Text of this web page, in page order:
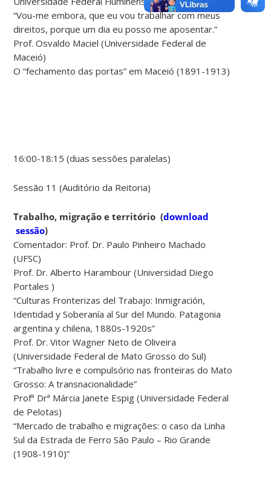
“Vou-me embora, que eu vou trabalhar com meus
direitos, porque um dia eu posso me aposentar.”
Prof. Osvaldo Maciel (Universidade Federal de
Maceió)
O “fechamento das portas” em Maceió (1891-1913)
16:00-18:15 (duas sessões paralelas)
Sessão 11 (Auditório da Reitoria)
Trabalho, migração e território(download
sessão)
Comentador: Prof. Dr. Paulo Pinheiro Machado
(UFSC)
Prof. Dr. Alberto Harambour (Universidad Diego
Portales )
“Culturas Fronterizas del Trabajo: Inmigración,
Identidad y Soberanía al Sur del Mundo. Patagonia
argentina y chilena, 1880s-1920s”
Prof. Dr. Vitor Wagner Neto de Oliveira
(Universidade Federal de Mato Grosso do Sul)
“Trabalho livre e compulsório nas fronteiras do Mato
Grosso: A transnacionalidade”
Profª Drª Márcia Janete Espig (Universidade Federal
de Pelotas)
“Mercado de trabalho e migrações: o caso da Linha
Sul da Estrada de Ferro São Paulo – Rio Grande
(1908-1910)”